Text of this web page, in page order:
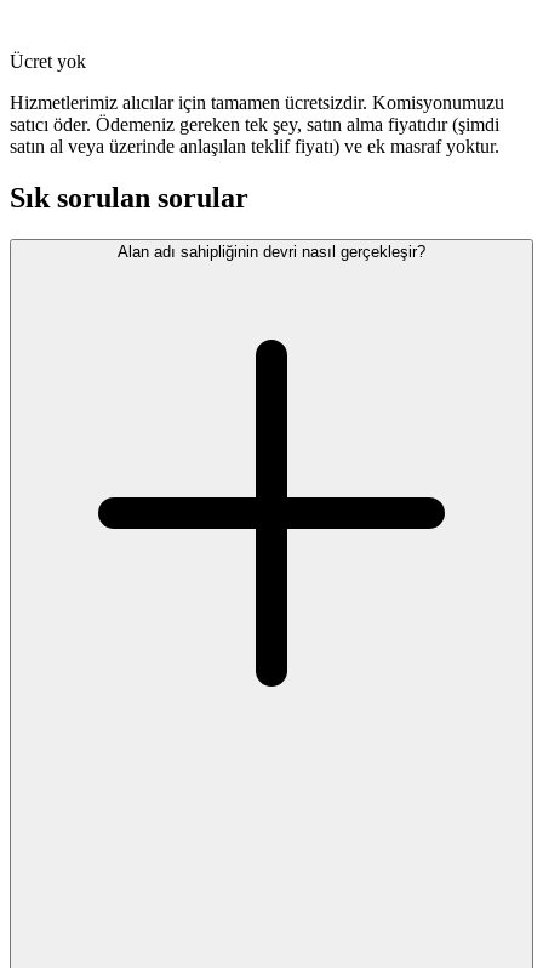
Ücret yok
Hizmetlerimiz alıcılar için tamamen ücretsizdir. Komisyonumuzu
satıcı öder. Ödemeniz gereken tek şey, satın alma fiyatıdır (şimdi
satın al veya üzerinde anlaşılan teklif fiyatı) ve ek masraf yoktur.
Sık sorulan sorular
Alan adı sahipliğinin devri nasıl gerçekleşir?